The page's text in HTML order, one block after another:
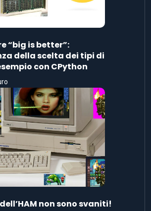
“big is better”:
della scelta dei tipi di
con CPython
non sono svaniti!